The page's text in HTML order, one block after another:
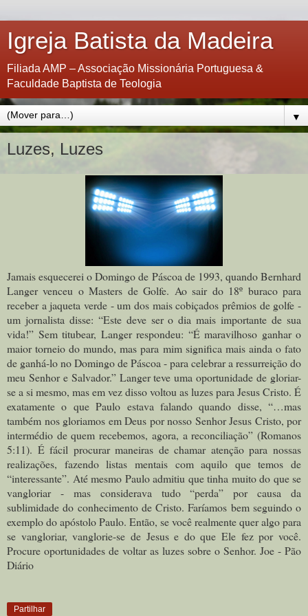
Igreja Batista da Madeira
Filiada AMP – Associação Missionária Portuguesa &
Faculdade Baptista de Teologia
▼
Luzes, Luzes
Jamais esquecerei o Domingo de Páscoa de 1993, quando Bernhard
Langer venceu o Masters de Golfe. Ao sair do 18º buraco para
receber a jaqueta verde - um dos mais cobiçados prêmios de golfe -
um jornalista disse: “Este deve ser o dia mais importante de sua
vida!” Sem titubear, Langer respondeu: “É maravilhoso ganhar o
maior torneio do mundo, mas para mim significa mais ainda o fato
de ganhá-lo no Domingo de Páscoa - para celebrar a ressurreição do
meu Senhor e Salvador.” Langer teve uma oportunidade de gloriar-
se a si mesmo, mas em vez disso voltou as luzes para Jesus Cristo. É
exatamente o que Paulo estava falando quando disse, “…mas
também nos gloriamos em Deus por nosso Senhor Jesus Cristo, por
intermédio de quem recebemos, agora, a reconciliação” (Romanos
5:11). É fácil procurar maneiras de chamar atenção para nossas
realizações, fazendo listas mentais com aquilo que temos de
“interessante”. Até mesmo Paulo admitiu que tinha muito do que se
vangloriar - mas considerava tudo “perda” por causa da
sublimidade do conhecimento de Cristo. Faríamos bem seguindo o
exemplo do apóstolo Paulo. Então, se você realmente quer algo para
se vangloriar, vanglorie-se de Jesus e do que Ele fez por você.
Procure oportunidades de voltar as luzes sobre o Senhor. Joe - Pão
Diário
Partilhar